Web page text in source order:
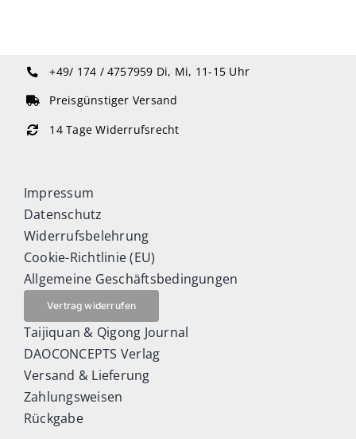
+49/ 174 / 4757959 Di, Mi, 11-15 Uhr
Preisgünstiger Versand
14 Tage Widerrufsrecht
Impressum
Datenschutz
Widerrufsbelehrung
Cookie-Richtlinie (EU)
Allgemeine Geschäftsbedingungen
Vertrag widerrufen
Taijiquan & Qigong Journal
DAOCONCEPTS Verlag
Versand & Lieferung
Zahlungsweisen
Rückgabe